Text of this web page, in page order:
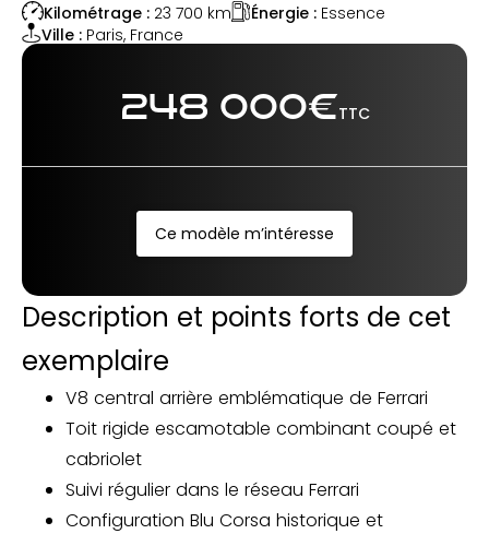
Kilométrage : 23 700 km Énergie : Essence
Ville : Paris, France
248 000€TTC
Ce modèle m’intéresse
Description et points forts de cet
exemplaire
V8 central arrière emblématique de Ferrari
Toit rigide escamotable combinant coupé et
cabriolet
Suivi régulier dans le réseau Ferrari
Configuration Blu Corsa historique et